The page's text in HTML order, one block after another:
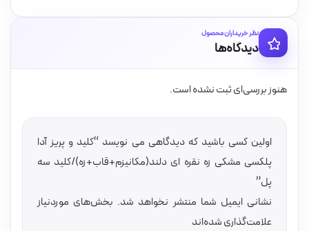
نظر خریداران محصول
دیدگاه‌ها
هنوز بررسی‌ای ثبت نشده است.
اولین کسی باشید که دیدگاهی می نویسد “کلید و پریز آدا
پلکسی مشکی زه نقره ای دلند(مکانیزم+قاب+زه)/کلید سه
پل”
نشانی ایمیل شما منتشر نخواهد شد. بخش‌های موردنیاز
علامت‌گذاری شده‌اند